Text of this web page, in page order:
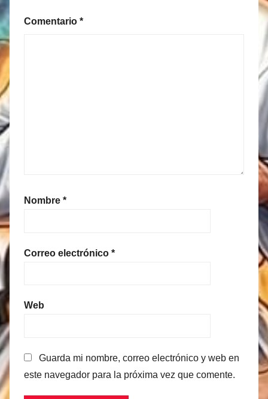
Comentario *
Nombre *
Correo electrónico *
Web
Guarda mi nombre, correo electrónico y web en
este navegador para la próxima vez que comente.